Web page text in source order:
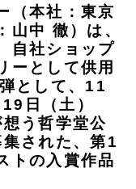
（本社：東京
山中 徹）は、
自社ショップ
ーとして供用
として、11
日（土）
う哲学堂公
された、第1
トの入賞作品